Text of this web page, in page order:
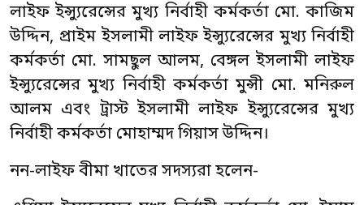
লাইফ ইন্স্যুরেন্সের মুখ্য নির্বাহী কর্মকর্তা মো. কাজিম
উদ্দিন, প্রাইম ইসলামী লাইফ ইন্স্যুরেন্সের মুখ্য নির্বাহী
কর্মকর্তা মো. সামছুল আলম, বেঙ্গল ইসলামী লাইফ
ইন্স্যুরেন্সের মুখ্য নির্বাহী কর্মকর্তা মুন্সী মো. মনিরুল
আলম এবং ট্রাস্ট ইসলামী লাইফ ইন্স্যুরেন্সের মুখ্য
নির্বাহী কর্মকর্তা মোহাম্মদ গিয়াস উদ্দিন।
নন-লাইফ বীমা খাতের সদস্যরা হলেন-